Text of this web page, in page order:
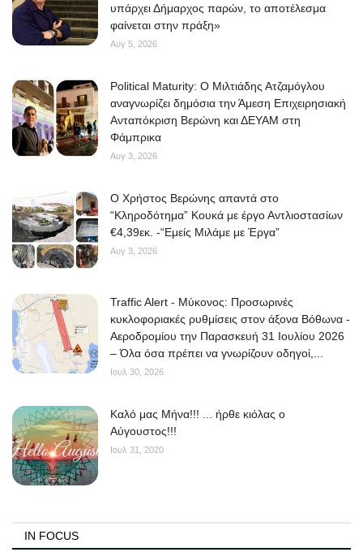
υπάρχει Δήμαρχος παρών, το αποτέλεσμα
φαίνεται στην πράξη»
Αυγ 5, 2026
Political Maturity: Ο Μιλτιάδης Ατζαμόγλου
αναγνωρίζει δημόσια την Άμεση Επιχειρησιακή
Ανταπόκριση Βερώνη και ΔΕΥΑΜ στη
Φάμπρικα
Αυγ 3, 2026
O Χρήστος Βερώνης απαντά στο
“Κληροδότημα” Κουκά με έργο Αντλιοστασίων
€4,39εκ. -“Εμείς Μιλάμε με Έργα”
Αυγ 3, 2026
Traffic Alert - Μύκονος: Προσωρινές
κυκλοφοριακές ρυθμίσεις στον άξονα Βόθωνα -
Αεροδρομίου την Παρασκευή 31 Ιουλίου 2026
– Όλα όσα πρέπει να γνωρίζουν οδηγοί,...
Ιουλ 30, 2026
Kαλό μας Μήνα!!! ... ήρθε κιόλας ο
Αύγουστος!!!
Ιουλ 31, 2020
IN FOCUS